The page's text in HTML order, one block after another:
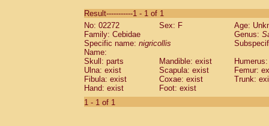
CebidaeSaguinus labiatus(0)
Cebidae Saguinus leucopus (0)
Cebidae
CebidaeSaguinus mystax
Cebidae Saguinus nigricollis (1)
Cebidae Saguinus oedipus
Cebidae Saguinus weddelli
Cebidae Saguinusspp.
Cebidae
Result-----------1 - 1 of 1
No: 02272
Sex: F
Age:
Family: Cebidae
Genus:
Specific name: nigricollis
Name:
Skull: parts
Mandible: exist
Ulna: exist
Scapula: exist
Femur:
Fibula: exist
Coxae: exist
Trunk:
Hand: exist
Foot: exist
1 - 1 of 1